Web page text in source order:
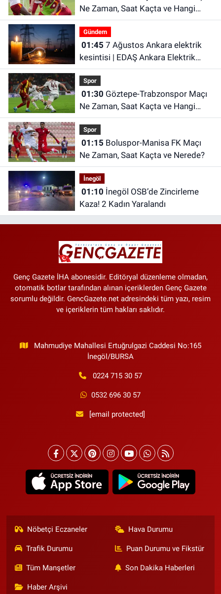
Ne Zaman, Saat Kaçta ve Hangi
Kanalda? Galatasaray hazırlık maçı
ne zaman?
Gündem
01:45
kesintisi | EDAŞ Ankara Elektrik
Kesintisi
Spor
01:30
Ne Zaman, Saat Kaçta ve Hangi
Kanalda?
Spor
01:15
Ne Zaman, Saat Kaçta ve Nerede?
İnegöl
01:10
Kaza! 2 Kadın Yaralandı
Genç Gazete İHA abonesidir. Editöryal düzenleme olmadan,
otomatik botlar tarafından alınan içeriklerden Genç Gazete
sorumlu değildir. GencGazete.net adresindeki tüm yazı, resim
ve içeriklerin tüm hakları saklıdır.
Mahmudiye Mahallesi Ertuğrulgazi Caddesi No:165
İnegöl/BURSA
0224 715 30 57
0532 696 30 57
[email protected]
Nöbetçi Eczaneler Hava Durumu
Trafik Durumu Puan Durumu ve Fikstür
Tüm Manşetler Son Dakika Haberleri
Haber Arşivi